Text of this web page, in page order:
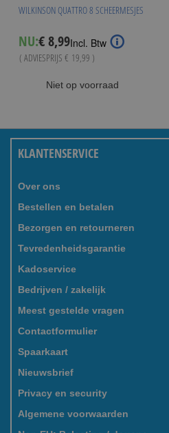
WILKINSON QUATTRO 8 SCHEERMESJES
NU:Special
Price
€ 8,99Incl. Btw
( ADVIESPRIJS € 19,99 )
Niet op voorraad
KLANTENSERVICE
Over ons
Bestellen en betalen
Bezorgen en retourneren
Tevredenheidsgarantie
Kadoservice
Bedrijven / zakelijk
Meest gestelde vragen
Contactformulier
Spaarkaart
Nieuwsbrief
Privacy en security
Algemene voorwaarden